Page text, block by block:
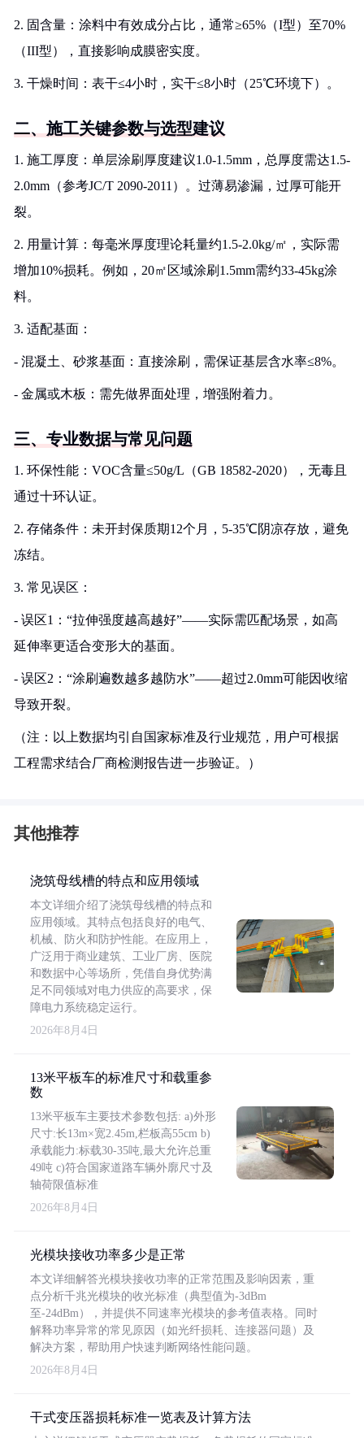
2. 固含量：涂料中有效成分占比，通常≥65%（I型）至70%
（III型），直接影响成膜密实度。
3. 干燥时间：表干≤4小时，实干≤8小时（25℃环境下）。
二、施工关键参数与选型建议
1. 施工厚度：单层涂刷厚度建议1.0-1.5mm，总厚度需达1.5-
2.0mm（参考JC/T 2090-2011）。过薄易渗漏，过厚可能开
裂。
2. 用量计算：每毫米厚度理论耗量约1.5-2.0kg/㎡，实际需
增加10%损耗。例如，20㎡区域涂刷1.5mm需约33-45kg涂
料。
3. 适配基面：
- 混凝土、砂浆基面：直接涂刷，需保证基层含水率≤8%。
- 金属或木板：需先做界面处理，增强附着力。
三、专业数据与常见问题
1. 环保性能：VOC含量≤50g/L（GB 18582-2020），无毒且
通过十环认证。
2. 存储条件：未开封保质期12个月，5-35℃阴凉存放，避免
冻结。
3. 常见误区：
- 误区1：“拉伸强度越高越好”——实际需匹配场景，如高
延伸率更适合变形大的基面。
- 误区2：“涂刷遍数越多越防水”——超过2.0mm可能因收缩
导致开裂。
（注：以上数据均引自国家标准及行业规范，用户可根据
工程需求结合厂商检测报告进一步验证。）
其他推荐
浇筑母线槽的特点和应用领域
本文详细介绍了浇筑母线槽的特点和
应用领域。其特点包括良好的电气、
机械、防火和防护性能。在应用上，
广泛用于商业建筑、工业厂房、医院
和数据中心等场所，凭借自身优势满
足不同领域对电力供应的高要求，保
障电力系统稳定运行。
2026年8月4日
13米平板车的标准尺寸和载重参
数
13米平板车主要技术参数包括: a)外形
尺寸:长13m×宽2.45m,栏板高55cm b)
承载能力:标载30-35吨,最大允许总重
49吨 c)符合国家道路车辆外廓尺寸及
轴荷限值标准
2026年8月4日
光模块接收功率多少是正常
本文详细解答光模块接收功率的正常范围及影响因素，重
点分析千兆光模块的收光标准（典型值为-3dBm
至-24dBm），并提供不同速率光模块的参考值表格。同时
解释功率异常的常见原因（如光纤损耗、连接器问题）及
解决方案，帮助用户快速判断网络性能问题。
2026年8月4日
干式变压器损耗标准一览表及计算方法